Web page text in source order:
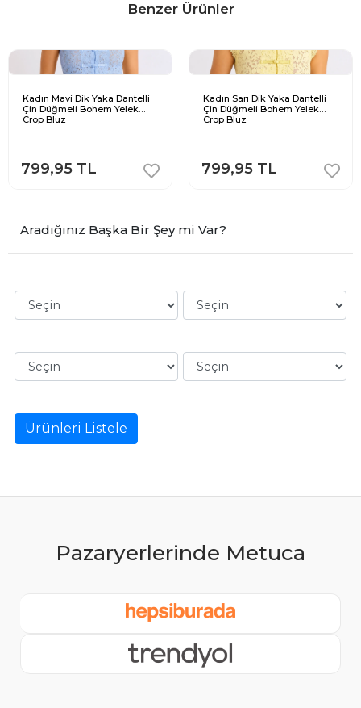
Benzer Ürünler
Kadın Mavi Dik Yaka Dantelli
Çin Düğmeli Bohem Yelek
Crop Bluz
799,95 TL
Kadın Sarı Dik Yaka Dantelli
Çin Düğmeli Bohem Yelek
Crop Bluz
799,95 TL
Aradığınız Başka Bir Şey mi Var?
Ürünleri Listele